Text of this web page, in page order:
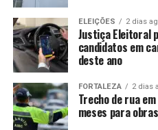
ELEIÇÕES 2 dias
Justiça Eleitoral
candidatos em
deste ano
FORTALEZA 2 dias
Trecho de rua
meses para